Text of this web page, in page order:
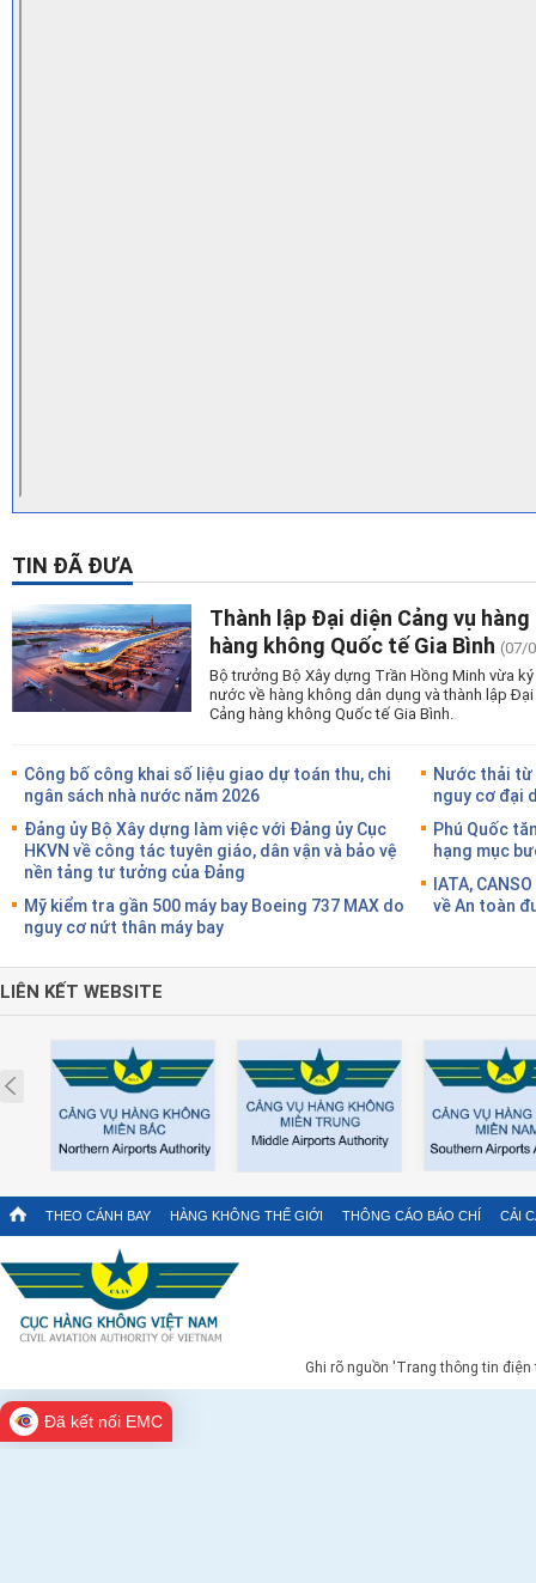
TIN ĐÃ ĐƯA
Thành lập Đại diện Cảng vụ
hàng không Quốc tế Gia Bình (07/
Bộ trưởng Bộ Xây dựng Trần Hồng Minh vừa
nước về hàng không dân dụng và thành lập
Cảng hàng không Quốc tế Gia Bình.
Công bố công khai số liệu giao dự toán thu, chi
ngân sách nhà nước năm 2026
Đảng ủy Bộ Xây dựng làm việc với Đảng ủy Cục
HKVN về công tác tuyên giáo, dân vận và bảo vệ
nền tảng tư tưởng của Đảng
Mỹ kiểm tra gần 500 máy bay Boeing 737 MAX do
nguy cơ nứt thân máy bay
Nước thải từ
nguy cơ đại
Phú Quốc
hạng mục
IATA,
về An toàn
LIÊN KẾT WEBSITE
Prev
THEO CÁNH BAY HÀNG KHÔNG THẾ GIỚI THÔNG CÁO BÁO CHÍ CẢI
Ghi rõ nguồn 'Trang thông tin
Đã kết nối EMC